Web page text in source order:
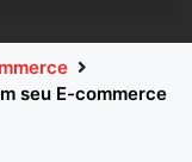
seu E-commerce